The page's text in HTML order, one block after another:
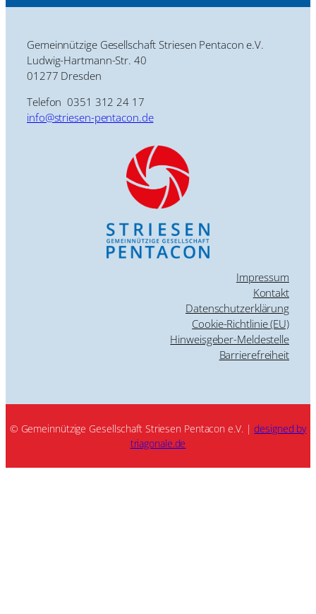
Gemeinnützige Gesellschaft Striesen Pentacon e.V.
Ludwig-Hartmann-Str. 40
01277 Dresden
Telefon 0351 312 24 17
info@striesen-pentacon.de
Impressum
Kontakt
Datenschutzerklärung
Cookie-Richtlinie (EU)
Hinweisgeber-Meldestelle
Barrierefreiheit
© Gemeinnützige Gesellschaft Striesen Pentacon e.V. |designed by
triagonale.de